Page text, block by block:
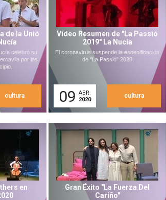
de la Unió
celebró su
por las
cultura
Vídeo Resumen de "La Passió
2019" La Nucía
El coronavirus suspende la escenificación
de "La Passió" 2020
09 ABR.
2020
cultura
en
Gran Éxito "La Fuerza Del
Cariño"